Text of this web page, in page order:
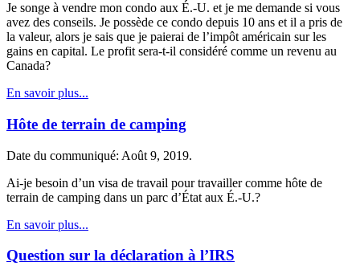
Je songe à vendre mon condo aux É.-U. et je me demande si vous
avez des conseils. Je possède ce condo depuis 10 ans et il a pris de
la valeur, alors je sais que je paierai de l’impôt américain sur les
gains en capital. Le profit sera-t-il considéré comme un revenu au
Canada?
En savoir plus...
Hôte de terrain de camping
Date du communiqué: Août 9, 2019.
Ai-je besoin d’un visa de travail pour travailler comme hôte de
terrain de camping dans un parc d’État aux É.-U.?
En savoir plus...
Question sur la déclaration à l’IRS